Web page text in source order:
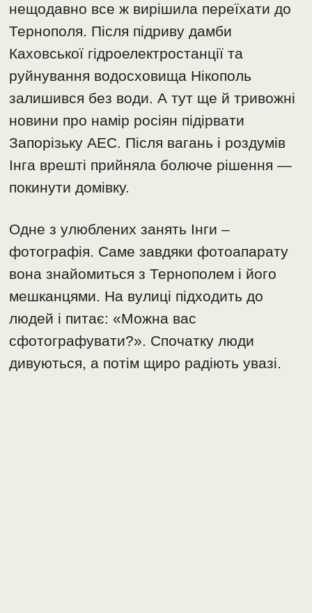
нещодавно все ж вирішила переїхати до
Тернополя. Після підриву дамби
Каховської гідроелектростанції та
руйнування водосховища Нікополь
залишився без води. А тут ще й тривожні
новини про намір росіян підірвати
Запорізьку АЕС. Після вагань і роздумів
Інга врешті прийняла болюче рішення —
покинути домівку.
Одне з улюблених занять Інги –
фотографія. Саме завдяки фотоапарату
вона знайомиться з Тернополем і його
мешканцями. На вулиці підходить до
людей і питає: «Можна вас
сфотографувати?». Спочатку люди
дивуються, а потім щиро радіють увазі.